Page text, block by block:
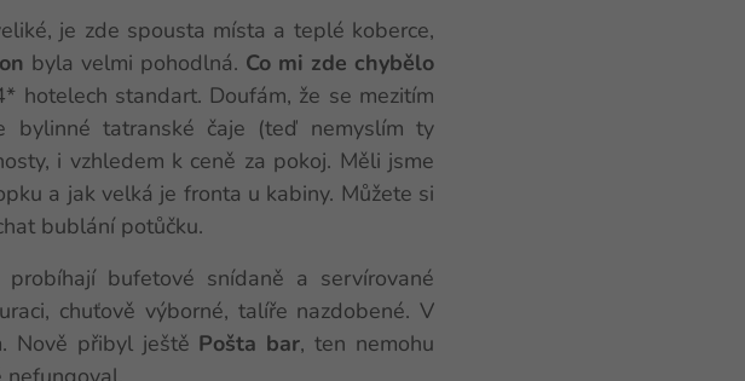
je zde spousta místa a teplé koberce,
byla velmi pohodlná. Co mi zde chybělo
hotelech standart. Doufám, že se mezitím
tatranské čaje (teď nemyslím ty
i vzhledem k ceně za pokoj. Měli jsme
a jak velká je fronta u kabiny. Můžete si
bublání potůčku.
bufetové snídaně a servírované
chuťově výborné, talíře nazdobené. V
Nově přibyl ještě Pošta bar, ten nemohu